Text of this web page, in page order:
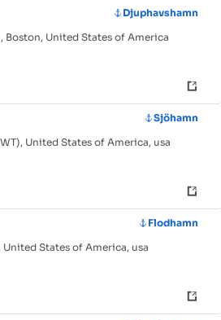
Djuphavshamn
Boston, United States of America
Sjöhamn
United States of America, usa
Flodhamn
States of America, usa